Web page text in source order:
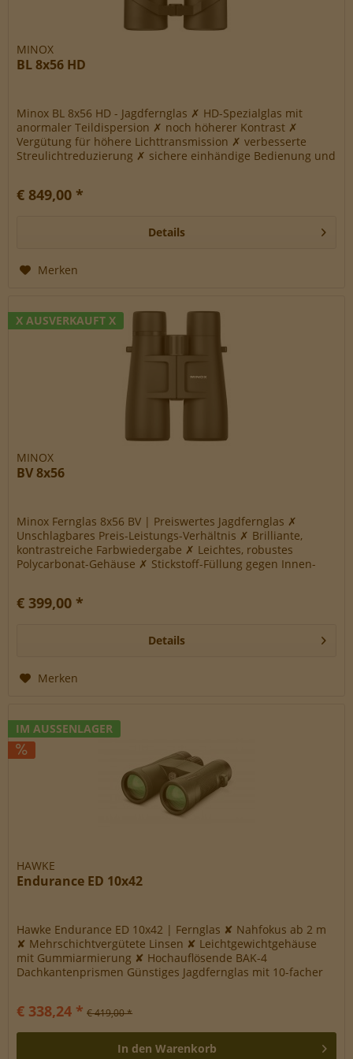
Werbe-Cookies, um Werbekampagnen zu steuern.
MINOX
BL 8x56 HD
Minox BL 8x56 HD - Jagdfernglas ✗ HD-Spezialglas mit
anormaler Teildispersion ✗ noch höherer Kontrast ✗
Vergütung für höhere Lichttransmission ✗ verbesserte
Streulichtreduzierung ✗ sichere einhändige Bedienung und
€ 849,00 *
Details
Merken
X AUSVERKAUFT X
MINOX
BV 8x56
Minox Fernglas 8x56 BV | Preiswertes Jagdfernglas ✗
Unschlagbares Preis-Leistungs-Verhältnis ✗ Brilliante,
kontrastreiche Farbwiedergabe ✗ Leichtes, robustes
Polycarbonat-Gehäuse ✗ Stickstoff-Füllung gegen Innen-
€ 399,00 *
Details
Merken
IM AUSSENLAGER
HAWKE
Endurance ED 10x42
Hawke Endurance ED 10x42 | Fernglas ✘ Nahfokus ab 2 m
✘ Mehrschichtvergütete Linsen ✘ Leichtgewichtgehäuse
mit Gummiarmierung ✘ Hochauflösende BAK-4
Dachkantenprismen Günstiges Jagdfernglas mit 10-facher
€ 338,24 * € 419,00 *
In den Warenkorb